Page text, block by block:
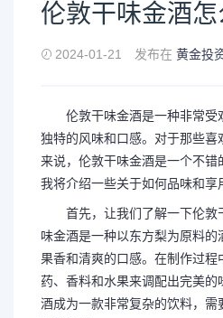
伦敦干味金酒
2024-01-21 发布在 黄金投
伦敦干味金酒是一种非常受
独特的风味和口感。对于那些喜
来说，伦敦干味金酒是一个不错
我将介绍一些关于如何品味和享
首先，让我们了解一下伦
味金酒是一种以东方梨为原料的
果香和清爽的口感。在制作过
药、香料和水果来调配出完美
酒成为一款非常复杂的饮料，